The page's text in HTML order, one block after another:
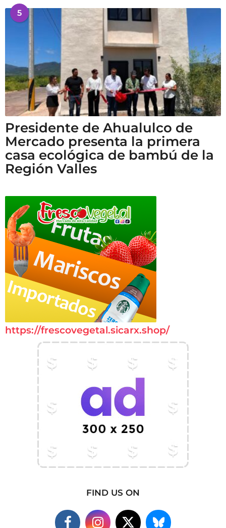
5
Presidente de Ahualulco de
Mercado presenta la primera
casa ecológica de bambú de la
Región Valles
https://frescovegetal.sicarx.shop/
FIND US ON